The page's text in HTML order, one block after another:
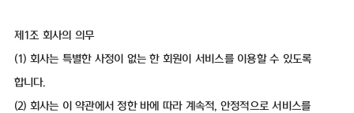
제1조 회사의 의무
(1) 회사는 특별한 사정이 없는 한 회원이 서비스를 이용할 수 있도록
합니다.
(2) 회사는 이 약관에서 정한 바에 따라 계속적, 안정적으로 서비스를